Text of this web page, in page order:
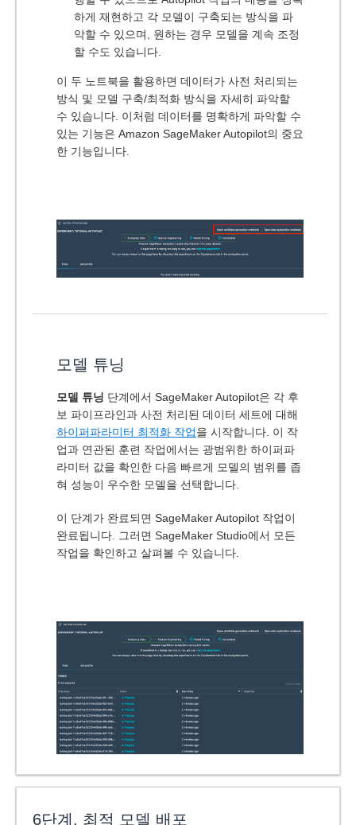
하게 재현하고 각 모델이 구축되는 방식을 파
악할 수 있으며, 원하는 경우 모델을 계속 조정
할 수도 있습니다.
이 두 노트북을 활용하면 데이터가 사전 처리되는
방식 및 모델 구축/최적화 방식을 자세히 파악할
수 있습니다. 이처럼 데이터를 명확하게 파악할 수
있는 기능은 Amazon SageMaker Autopilot의 중요
한 기능입니다.
모델 튜닝
모델 튜닝 단계에서 SageMaker Autopilot은 각 후
보 파이프라인과 사전 처리된 데이터 세트에 대해
하이퍼파라미터 최적화 작업을 시작합니다. 이 작
업과 연관된 훈련 작업에서는 광범위한 하이퍼파
라미터 값을 확인한 다음 빠르게 모델의 범위를 좁
혀 성능이 우수한 모델을 선택합니다.
이 단계가 완료되면 SageMaker Autopilot 작업이
완료됩니다. 그러면 SageMaker Studio에서 모든
작업을 확인하고 살펴볼 수 있습니다.
6단계. 최적 모델 배포